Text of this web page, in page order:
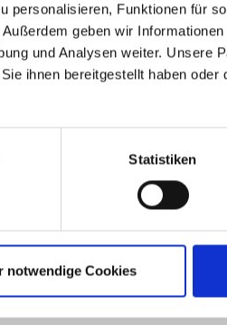
personalisieren, Funktionen für
geben wir
und Analysen weiter. Unsere
ihnen bereitgestellt haben
Statistiken
notwendige Cookies
of my personal
in thePrivacy